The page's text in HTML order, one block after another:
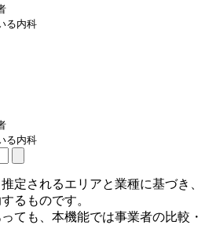
る内科
る内科
定されるエリアと業種に基づき、
るものです。
ても、本機能では事業者の比較・